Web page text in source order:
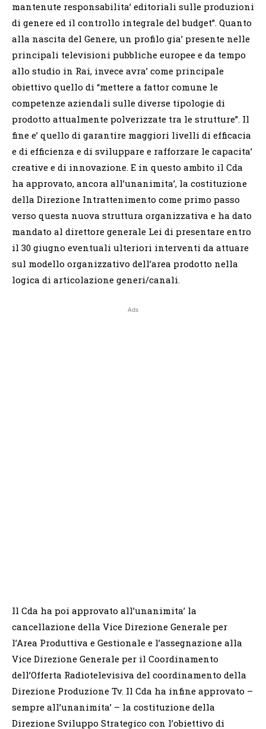
mantenute responsabilita’ editoriali sulle produzioni
di genere ed il controllo integrale del budget”. Quanto
alla nascita del Genere, un profilo gia’ presente nelle
principali televisioni pubbliche europee e da tempo
allo studio in Rai, invece avra’ come principale
obiettivo quello di “mettere a fattor comune le
competenze aziendali sulle diverse tipologie di
prodotto attualmente polverizzate tra le strutture”. Il
fine e’ quello di garantire maggiori livelli di efficacia
e di efficienza e di sviluppare e rafforzare le capacita’
creative e di innovazione. E in questo ambito il Cda
ha approvato, ancora all’unanimita’, la costituzione
della Direzione Intrattenimento come primo passo
verso questa nuova struttura organizzativa e ha dato
mandato al direttore generale Lei di presentare entro
il 30 giugno eventuali ulteriori interventi da attuare
sul modello organizzativo dell’area prodotto nella
logica di articolazione generi/canali.
Ads
Il Cda ha poi approvato all’unanimita’ la
cancellazione della Vice Direzione Generale per
l’Area Produttiva e Gestionale e l’assegnazione alla
Vice Direzione Generale per il Coordinamento
dell’Offerta Radiotelevisiva del coordinamento della
Direzione Produzione Tv. Il Cda ha infine approvato –
sempre all’unanimita’ – la costituzione della
Direzione Sviluppo Strategico con l’obiettivo di